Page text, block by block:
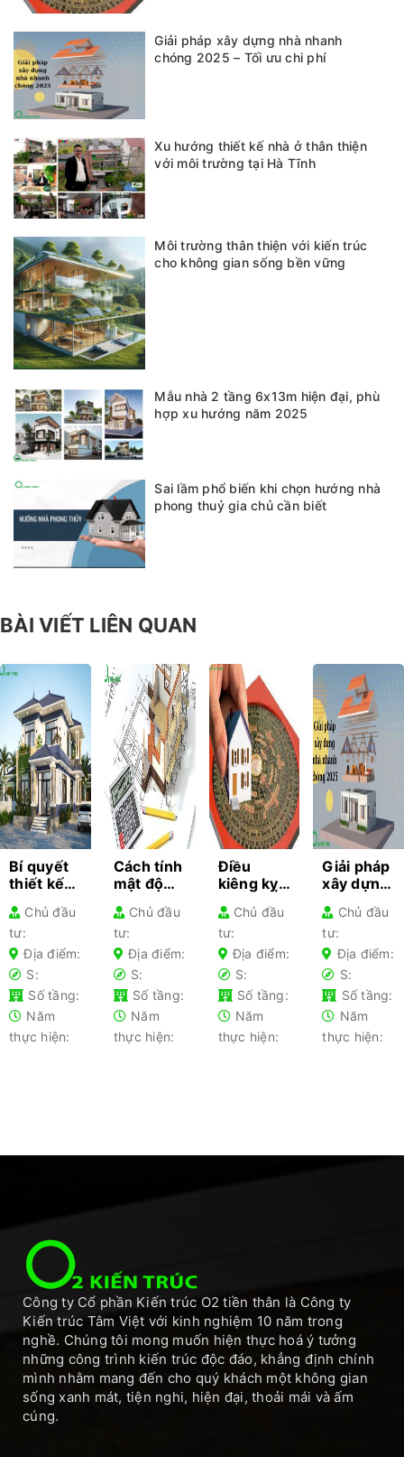
Giải pháp xây dựng nhà nhanh
chóng 2025 – Tối ưu chi phí
Xu hướng thiết kế nhà ở thân thiện
với môi trường tại Hà Tĩnh
Môi trường thân thiện với kiến trúc
cho không gian sống bền vững
Mẫu nhà 2 tầng 6x13m hiện đại, phù
hợp xu hướng năm 2025
Sai lầm phổ biến khi chọn hướng nhà
phong thuỷ gia chủ cần biết
BÀI VIẾT LIÊN QUAN
Bí quyết
thiết kế
cho từng
loại nhà
phổ biến-
Kiến thức
không
thể bỏ lỡ
Chủ đầu
tư:
Địa điểm:
S:
Số tầng:
Năm
thực hiện:
Cách tính
mật độ
– Hướng
dẫn chi
tiết cho
gia chủ
Chủ đầu
tư:
Địa điểm:
S:
Số tầng:
Năm
thực hiện:
Điều
kiêng kỵ
nhà gia
chủ lần
đầu xây
nhà nên
tránh
Chủ đầu
tư:
Địa điểm:
S:
Số tầng:
Năm
thực hiện:
Giải pháp
xây dựng
nhanh
chóng
2025 –
Tối ưu chi
phí
Chủ đầu
tư:
Địa điểm:
S:
Số tầng:
Năm
thực hiện:
Công ty Cổ phần Kiến trúc O2 tiền thân là Công ty
Kiến trúc Tâm Việt với kinh nghiệm 10 năm trong
nghề. Chúng tôi mong muốn hiện thực hoá ý tưởng
những công trình kiến trúc độc đáo, khẳng định chính
mình nhằm mang đến cho quý khách một không gian
sống xanh mát, tiện nghi, hiện đại, thoải mái và ấm
cúng.